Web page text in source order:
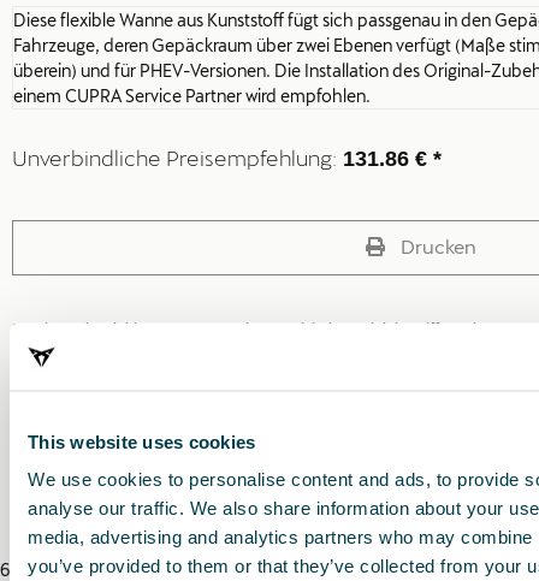
This website uses cookies
We use cookies to personalise content and ads, to provide
analyse our traffic. We also share information about your
media, advertising and analytics partners who may
you’ve provided to them or that they’ve collected from your
Diese flexible Wanne aus Kunststoff fügt sich passgenau in den
Fahrzeuge, deren Gepäckraum über zwei Ebenen verfügt (Maße
überein) und für PHEV-Versionen. Die Installation des Original-
einem CUPRA Service Partner wird empfohlen.
Unverbindliche Preisempfehlung: 131.86 € *
Drucken
* Preisangaben inkl. MwSt. Montagekosten nicht im Preis inbegriffen. Die
autorisierten CUPRA Werkstatt bzw. dem autorisierten CUPRA Service
* Bevor Sie ein Zubehör an Ihrem Fahrzeug anbringen, beachten Sie bitte
6 8/2026